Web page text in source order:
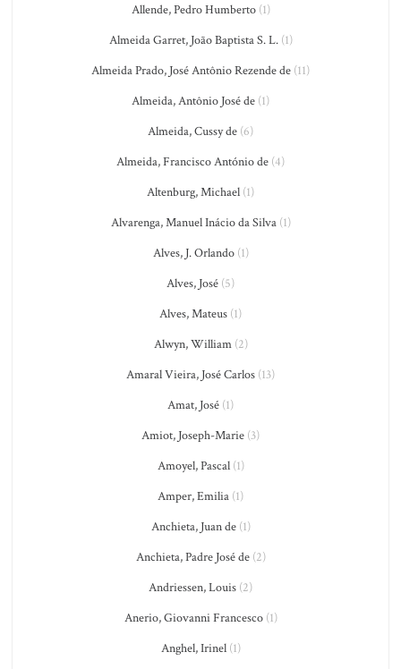
Allende, Pedro Humberto(1)
Almeida Garret, João Baptista S. L.(1)
Almeida Prado, José Antônio Rezende de (11)
Almeida, Antônio José de (1)
Almeida, Cussy de (6)
Almeida, Francisco António de (4)
Altenburg, Michael (1)
Alvarenga, Manuel Inácio da Silva(1)
Alves, J. Orlando(1)
Alves, José (5)
Alves, Mateus (1)
Alwyn, William(2)
Amaral Vieira, José Carlos (13)
Amat, José (1)
Amiot, Joseph-Marie (3)
Amoyel, Pascal(1)
Amper, Emilia (1)
Anchieta, Juan de(1)
Anchieta, Padre José de(2)
Andriessen, Louis (2)
Anerio, Giovanni Francesco(1)
Anghel, Irinel(1)